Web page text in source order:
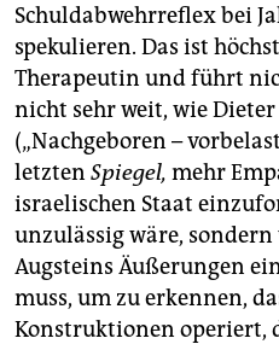
Schuldabwehrreflex bei
spekulieren. Das ist
Therapeutin und führt
nicht sehr weit, wie
(„Nachgeboren –
letzten Spiegel, mehr
israelischen Staat
unzulässig wäre,
Augsteins Äußerungen
muss, um zu erkennen,
Konstruktionen operiert,